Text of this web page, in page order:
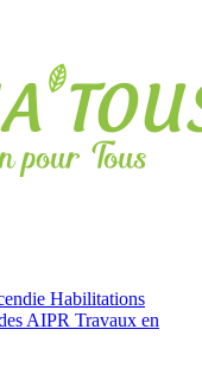
Habilitations
AIPR Travaux en